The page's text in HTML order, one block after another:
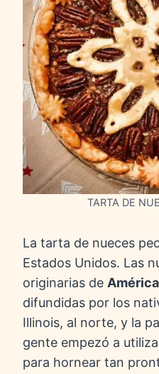
TARTA DE
La tarta de nueces
Estados Unidos. Las
originarias de
difundidas por los
Illinois, al norte, y la
gente empezó a
para hornear tan